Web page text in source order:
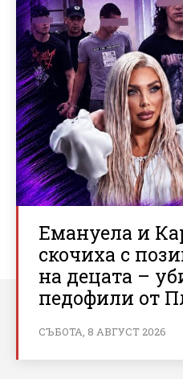
Емануела и
скочиха с
на децата –
педофили от
СЪБОТА, 8 АВГУСТ 2026